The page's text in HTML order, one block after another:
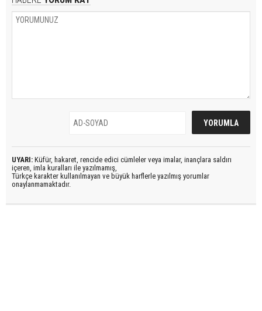
UYARI: Küfür, hakaret, rencide edici cümleler veya imalar, inançlara saldırı
içeren, imla kuralları ile yazılmamış,
Türkçe karakter kullanılmayan ve büyük harflerle yazılmış yorumlar
onaylanmamaktadır.